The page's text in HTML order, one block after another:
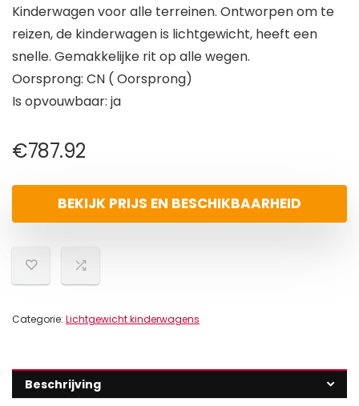
Kinderwagen voor alle terreinen. Ontworpen om te
reizen, de kinderwagen is lichtgewicht, heeft een
snelle. Gemakkelijke rit op alle wegen.
Oorsprong: CN ( Oorsprong)
Is opvouwbaar: ja
€787.92
BEKIJK PRIJS EN BESCHIKBAARHEID
Categorie: Lichtgewicht kinderwagens
Beschrijving